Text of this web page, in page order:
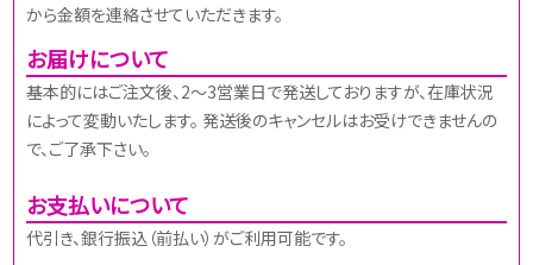
から金額を連絡させていただきます。
お届けについて
基本的にはご注文後、2～3営業日で発送しておりますが、在庫状況
によって変動いたします。 発送後のキャンセルはお受けできませんの
で、ご了承下さい。
お支払いについて
代引き、銀行振込（前払い）がご利用可能です。